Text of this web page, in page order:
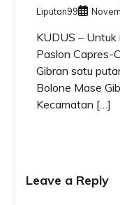
Liputan99
KUDUS –
Paslon Capres-
Gibran satu
Bolone Mase
Kecamatan […]
Leave a Reply